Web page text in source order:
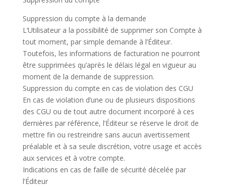
Suppression du compte à la demande
L’Utilisateur a la possibilité de supprimer son Compte à
tout moment, par simple demande à l’Éditeur.
Toutefois, les informations de facturation ne pourront
être supprimées qu’après le délais légal en vigueur au
moment de la demande de suppression.
Suppression du compte en cas de violation des CGU
En cas de violation d’une ou de plusieurs dispositions
des CGU ou de tout autre document incorporé à ces
dernières par référence, l’Éditeur se réserve le droit de
mettre fin ou restreindre sans aucun avertissement
préalable et à sa seule discrétion, votre usage et accès
aux services et à votre compte.
Indications en cas de faille de sécurité décelée par
l’Éditeur